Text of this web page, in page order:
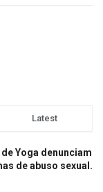
Latest
Yoga denunciam
de abuso sexual.